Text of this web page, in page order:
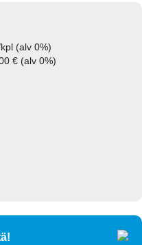
(alv 0%)
€ (alv 0%)